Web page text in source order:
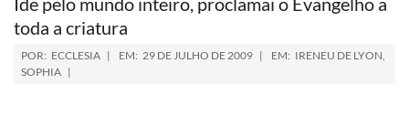
toda a criatura
POR: ECCLESIA EM: 29 DE JULHO DE 2009 EM: IRENEU DE LYON,
SOPHIA